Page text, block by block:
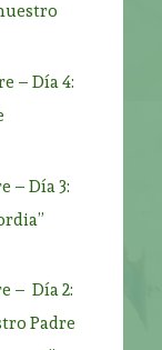
– Día 4:
– Día 3:
– Día 2:
Padre